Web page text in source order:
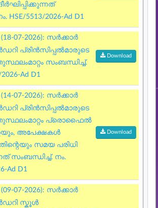
HSE/5513/2026-Ad D1
(18-07-2026): സർക്കാർ
പ്രിൻസിപ്പൽമാരുടെ
സംബന്ധിച്ച്‌.
Ad D1
Download
(14-07-2026): സർക്കാർ
പ്രിൻസിപ്പൽമാരുടെ
പ്രൊഫൈൽ
അപേക്ഷകൾ
സമയ പരിധി
സംബന്ധിച്ച്‌. നം.
Ad D1
Download
(09-07-2026): സർക്കാർ
സ്കൂൾ